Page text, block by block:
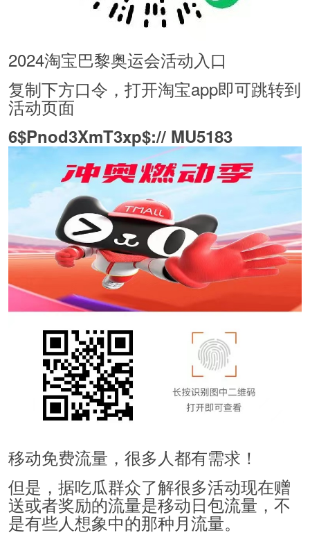
2024淘宝巴黎奥运会活动入口
复制下方口令，打开淘宝app即可跳转到
活动页面
6$Pnod3XmT3xp$:// MU5183
移动免费流量，很多人都有需求！
但是，据吃瓜群众了解很多活动现在赠
送或者奖励的流量是移动日包流量，不
是有些人想象中的那种月流量。